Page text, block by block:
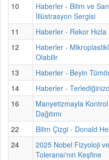
10
Haberler - Bilim ve
İllüstrasyon Sergisi
11
Haberler - Rekor
12
Haberler -
Olabilir
13
Haberler - Beyin
14
Haberler -
16
Manyetizmayla
Dağıtımı
22
Bilim Çizgi - Donald
24
2025 Nobel Fizyoloji
Toleransı'nın Keşfine